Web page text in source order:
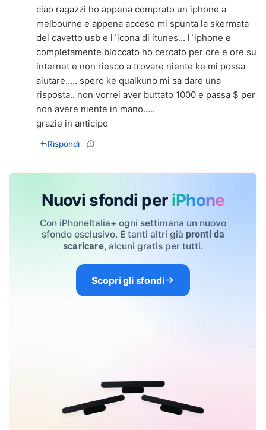
ciao ragazzi ho appena comprato un iphone a
melbourne e appena acceso mi spunta la skermata
del cavetto usb e l`icona di itunes... l`iphone e
completamente bloccato ho cercato per ore e ore su
internet e non riesco a trovare niente ke mi possa
aiutare..... spero ke qualkuno mi sa dare una
risposta.. non vorrei aver buttato 1000 e passa $ per
non avere niente in mano.....
grazie in anticipo
Rispondi
Nuovi sfondi per iPhone
Con iPhoneItalia+ ogni settimana un nuovo
sfondo esclusivo. E tanti altri già pronti da
scaricare, alcuni gratis per tutti.
Scopri gli sfondi